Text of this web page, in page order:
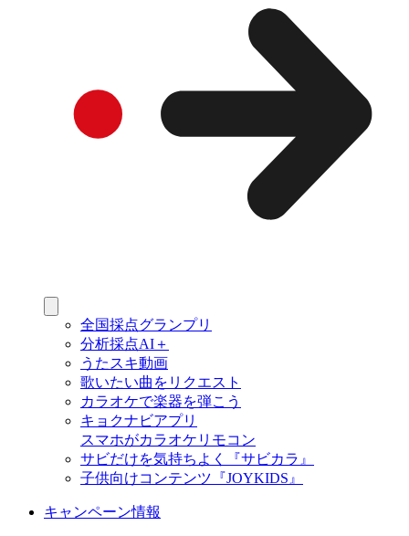
全国採点グランプリ
分析採点AI＋
うたスキ動画
歌いたい曲をリクエスト
カラオケで楽器を弾こう
キョクナビアプリ
スマホがカラオケリモコン
サビだけを気持ちよく『サビカラ』
子供向けコンテンツ『JOYKIDS』
キャンペーン情報